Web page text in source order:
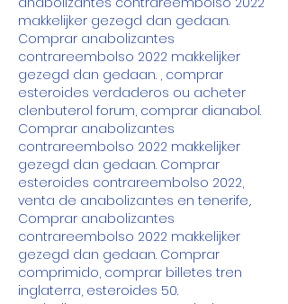
makkelijker gezegd dan gedaan.
Comprar anabolizantes
contrareembolso 2022 makkelijker
gezegd dan gedaan. , comprar
esteroides verdaderos ou acheter
clenbuterol forum, comprar dianabol.
Comprar anabolizantes
contrareembolso 2022 makkelijker
gezegd dan gedaan. Comprar
esteroides contrareembolso 2022,
venta de anabolizantes en tenerife,.
Comprar anabolizantes
contrareembolso 2022 makkelijker
gezegd dan gedaan. Comprar
comprimido, comprar billetes tren
inglaterra, esteroides 50.